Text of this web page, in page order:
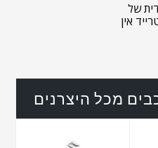
של
מכל היצרנים